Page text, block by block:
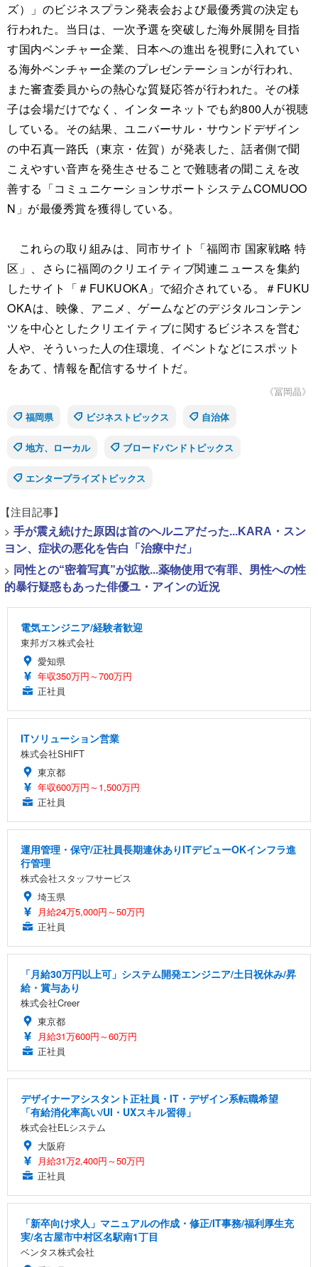
ズ）」のビジネスプラン発表会および最優秀賞の決定も
行われた。当日は、一次予選を突破した海外展開を目指
す国内ベンチャー企業、日本への進出を視野に入れてい
る海外ベンチャー企業のプレゼンテーションが行われ、
また審査委員からの熱心な質疑応答が行われた。その様
子は会場だけでなく、インターネットでも約800人が視聴
している。その結果、ユニバーサル・サウンドデザイン
の中石真一路氏（東京・佐賀）が発表した、話者側で聞
こえやすい音声を発生させることで難聴者の聞こえを改
善する「コミュニケーションサポートシステムCOMUOO
N」が最優秀賞を獲得している。
これらの取り組みは、同市サイト「福岡市 国家戦略 特
区」、さらに福岡のクリエイティブ関連ニュースを集約
したサイト「＃FUKUOKA」で紹介されている。＃FUKU
OKAは、映像、アニメ、ゲームなどのデジタルコンテン
ツを中心としたクリエイティブに関するビジネスを営む
人や、そういった人の住環境、イベントなどにスポット
をあて、情報を配信するサイトだ。
《冨岡晶》
福岡県
ビジネストピックス 自治体
地方、ローカル ブロードバンドトピックス
エンタープライズトピックス
【注目記事】
> 手が震え続けた原因は首のヘルニアだった...KARA・スン
ヨン、症状の悪化を告白「治療中だ」
> 同性との“密着写真”が拡散...薬物使用で有罪、男性への性
的暴行疑惑もあった俳優ユ・アインの近況
電気エンジニア/経験者歓迎
東邦ガス株式会社
愛知県
年収350万円～700万円
正社員
ITソリューション営業
株式会社SHIFT
東京都
年収600万円～1,500万円
正社員
運用管理・保守/正社員長期連休ありITデビューOKインフラ進
行管理
株式会社スタッフサービス
埼玉県
月給24万5,000円～50万円
正社員
「月給30万円以上可」システム開発エンジニア/土日祝休み/昇
給・賞与あり
株式会社Creer
東京都
月給31万600円～60万円
正社員
デザイナーアシスタント正社員・IT・デザイン系転職希望
「有給消化率高い/UI・UXスキル習得」
株式会社ELシステム
大阪府
月給31万2,400円～50万円
正社員
「新卒向け求人」マニュアルの作成・修正/IT事務/福利厚生充
実/名古屋市中村区名駅南1丁目
ベンタス株式会社